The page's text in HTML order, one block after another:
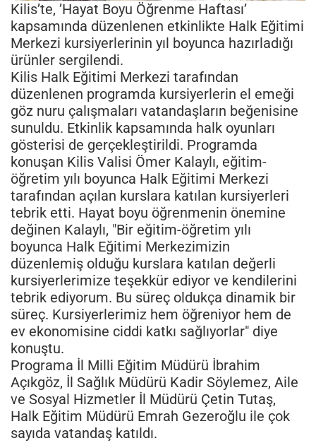
Kilis’te, ’Hayat Boyu Öğrenme Haftası’
kapsamında düzenlenen etkinlikte Halk Eğitimi
Merkezi kursiyerlerinin yıl boyunca hazırladığı
ürünler sergilendi.
Kilis Halk Eğitimi Merkezi tarafından
düzenlenen programda kursiyerlerin el emeği
göz nuru çalışmaları vatandaşların beğenisine
sunuldu. Etkinlik kapsamında halk oyunları
gösterisi de gerçekleştirildi. Programda
konuşan Kilis Valisi Ömer Kalaylı, eğitim-
öğretim yılı boyunca Halk Eğitimi Merkezi
tarafından açılan kurslara katılan kursiyerleri
tebrik etti. Hayat boyu öğrenmenin önemine
değinen Kalaylı, "Bir eğitim-öğretim yılı
boyunca Halk Eğitimi Merkezimizin
düzenlemiş olduğu kurslara katılan değerli
kursiyerlerimize teşekkür ediyor ve kendilerini
tebrik ediyorum. Bu süreç oldukça dinamik bir
süreç. Kursiyerlerimiz hem öğreniyor hem de
ev ekonomisine ciddi katkı sağlıyorlar" diye
konuştu.
Programa İl Milli Eğitim Müdürü İbrahim
Açıkgöz, İl Sağlık Müdürü Kadir Söylemez, Aile
ve Sosyal Hizmetler İl Müdürü Çetin Tutaş,
Halk Eğitim Müdürü Emrah Gezeroğlu ile çok
sayıda vatandaş katıldı.